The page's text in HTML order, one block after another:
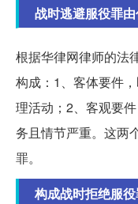
战时逃避服役罪
根据华律网律师的法
构成：1、客体要件
理活动；2、客观要
务且情节严重。这两
罪。
构成战时拒绝服